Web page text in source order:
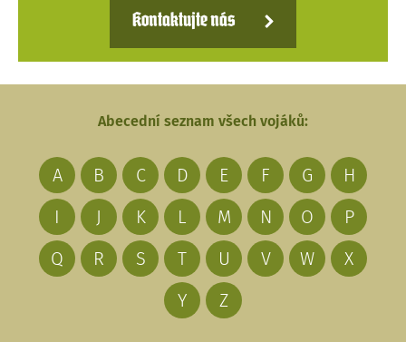
Kontaktujte nás
Abecední seznam všech vojáků:
A B C D E F G
H
I
J K L M N O
P
Q
R S T U V W
X
Y
Z